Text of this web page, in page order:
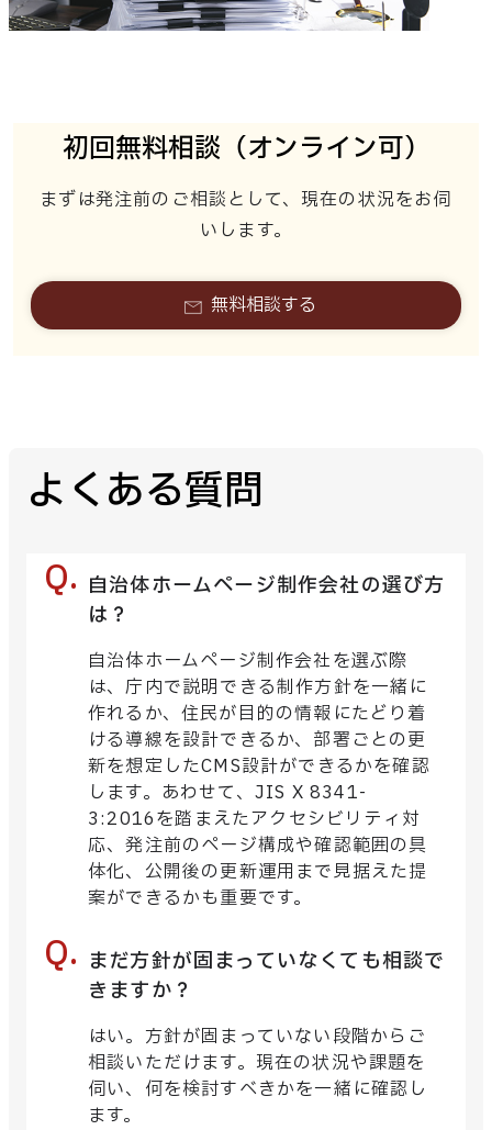
初回無料相談（オンライン可）
まずは発注前のご相談として、現在の状況をお伺
いします。
無料相談する
よくある質問
自治体ホームページ制作会社の選び方
は？
自治体ホームページ制作会社を選ぶ際
は、庁内で説明できる制作方針を一緒に
作れるか、住民が目的の情報にたどり着
ける導線を設計できるか、部署ごとの更
新を想定したCMS設計ができるかを確認
します。あわせて、JIS X 8341-
3:2016を踏まえたアクセシビリティ対
応、発注前のページ構成や確認範囲の具
体化、公開後の更新運用まで見据えた提
案ができるかも重要です。
まだ方針が固まっていなくても相談で
きますか？
はい。方針が固まっていない段階からご
相談いただけます。現在の状況や課題を
伺い、何を検討すべきかを一緒に確認し
ます。